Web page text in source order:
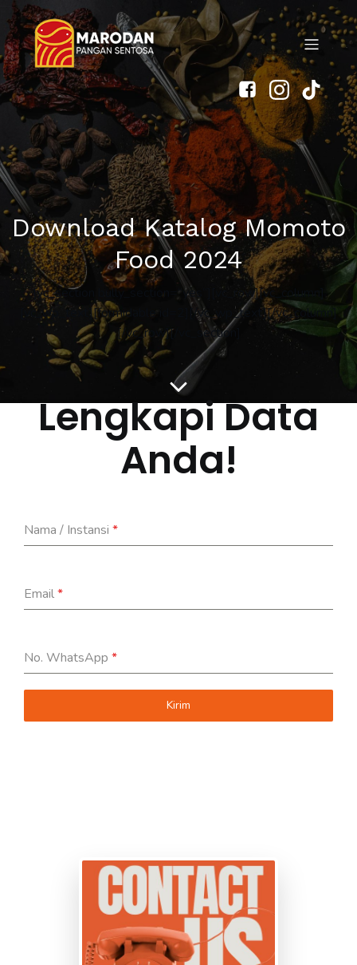
Download Katalog Momoto
Food 2024
[vc_section bully_section=”yes”][vc_row][vc_column]
[vc_wp_text][formidable id=2][/vc_wp_text][/vc_column]
[/vc_row][/vc_section]
Lengkapi Data
Anda!
Nama / Instansi *
Email*
No. WhatsApp *
Kirim